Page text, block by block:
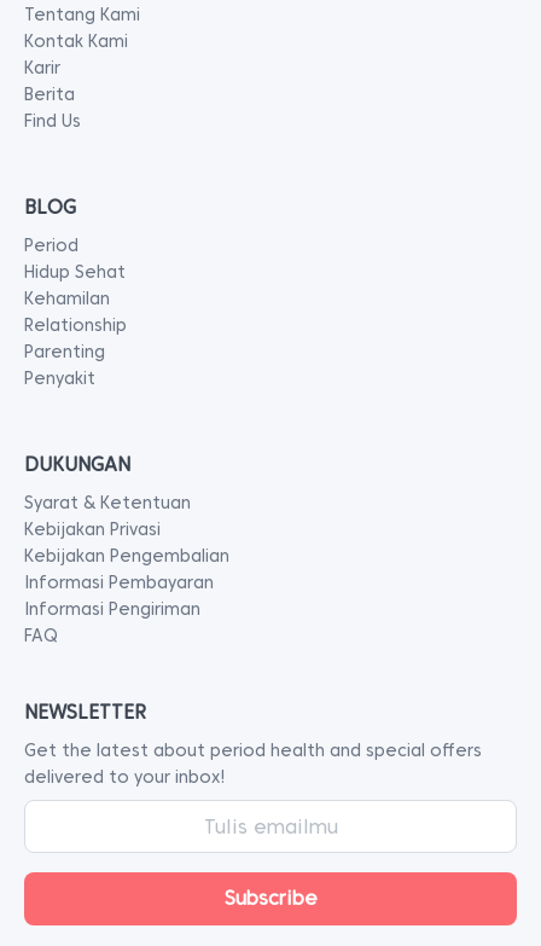
Tentang Kami
Kontak Kami
Karir
Berita
Find Us
BLOG
Period
Hidup Sehat
Kehamilan
Relationship
Parenting
Penyakit
DUKUNGAN
Syarat & Ketentuan
Kebijakan Privasi
Kebijakan Pengembalian
Informasi Pembayaran
Informasi Pengiriman
FAQ
NEWSLETTER
Get the latest about period health and special offers
delivered to your inbox!